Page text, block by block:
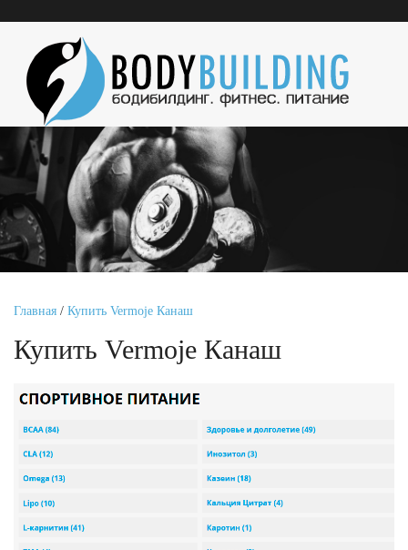
Главная / Купить Vermoje Канаш
Купить Vermoje Канаш